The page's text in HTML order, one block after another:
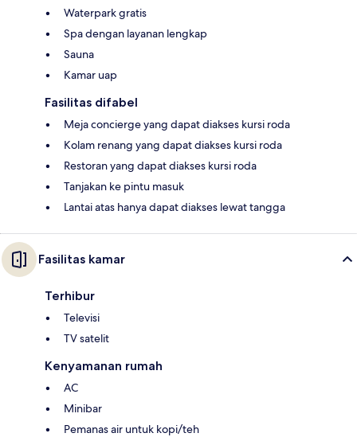
Waterpark gratis
Spa dengan layanan lengkap
Sauna
Kamar uap
Fasilitas difabel
Meja concierge yang dapat diakses kursi roda
Kolam renang yang dapat diakses kursi roda
Restoran yang dapat diakses kursi roda
Tanjakan ke pintu masuk
Lantai atas hanya dapat diakses lewat tangga
Fasilitas kamar
Terhibur
Televisi
TV satelit
Kenyamanan rumah
AC
Minibar
Pemanas air untuk kopi/teh